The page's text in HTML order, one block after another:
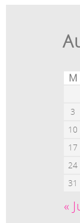
M
«
3
10
17
24
31